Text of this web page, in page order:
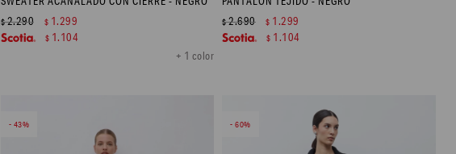
+ 1 color
$2.290 $ 1.299
$ 1.104
$2.690 $ 1.299
$ 1.104
43 60